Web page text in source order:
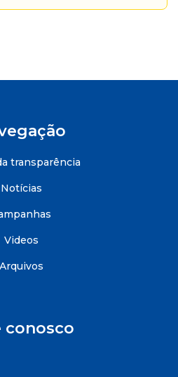
transparência
Notícias
Videos
Arquivos
conosco